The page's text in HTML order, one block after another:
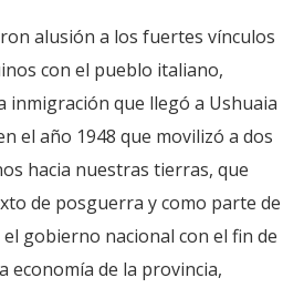
alusión a los fuertes vínculos
con el pueblo italiano,
inmigración que llegó a Ushuaia
el año 1948 que movilizó a dos
hacia nuestras tierras, que
de posguerra y como parte de
gobierno nacional con el fin de
economía de la provincia,